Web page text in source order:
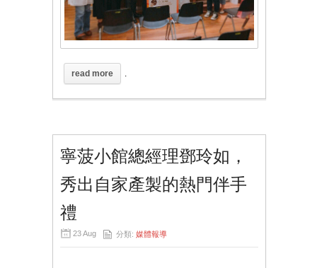
read more .
寧菠小館總經理鄧玲如，
秀出自家產製的熱門伴手
禮
23 Aug 分類: 媒體報導